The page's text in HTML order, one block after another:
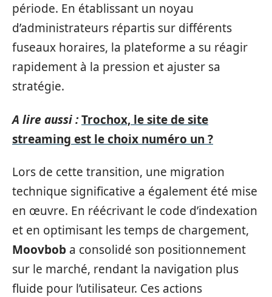
période. En établissant un noyau
d’administrateurs répartis sur différents
fuseaux horaires, la plateforme a su réagir
rapidement à la pression et ajuster sa
stratégie.
A lire aussi :Trochox, le site de site
streaming est le choix numéro un ?
Lors de cette transition, une migration
technique significative a également été mise
en œuvre. En réécrivant le code d’indexation
et en optimisant les temps de chargement,
Moovbob a consolidé son positionnement
sur le marché, rendant la navigation plus
fluide pour l’utilisateur. Ces actions